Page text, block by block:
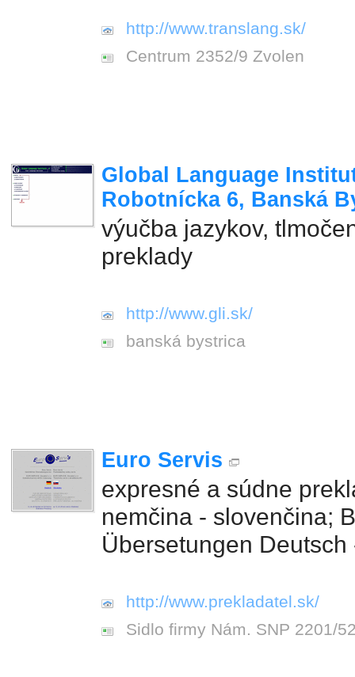
http://www.translang.sk/
Centrum 2352/9 Zvolen
Global Language
Robotnícka 6, Banská
výučba jazykov,
preklady
http://www.gli.sk/
banská bystrica
Euro Servis
expresné a súdne
nemčina - slovenčina;
Übersetungen
http://www.prekladatel.sk/
Sidlo firmy Nám. SNP 2201/